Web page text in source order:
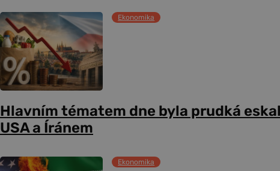
Ekonomika
Hlavním tématem dne byla prudká
USA a Íránem
Ekonomika